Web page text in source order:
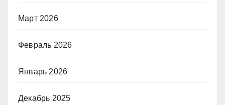
Март 2026
Февраль 2026
Январь 2026
Декабрь 2025